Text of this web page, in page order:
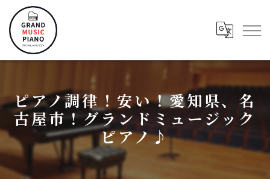
ピアノ調律！安い！愛知県、名
古屋市！グランドミュージック
ピアノ♪